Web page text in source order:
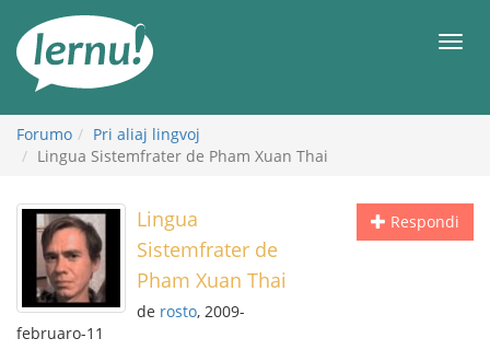
enhavo
Forumo
Pri aliaj lingvoj
Lingua Sistemfrater de Pham Xuan Thai
Respondi
Lingua
Sistemfrater de
Pham Xuan Thai
de rosto, 2009-
februaro-11